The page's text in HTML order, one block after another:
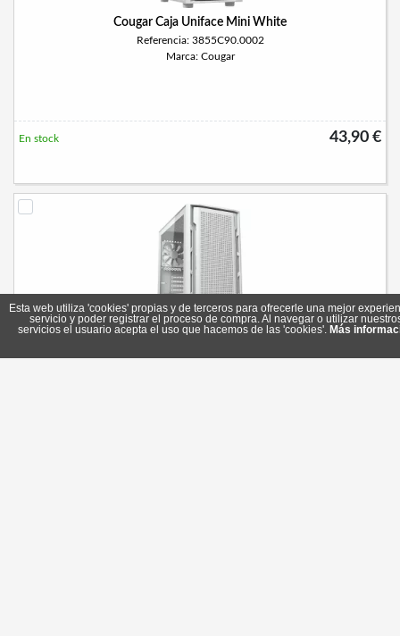
Cougar Caja Uniface Mini White
Referencia: 3855C90.0002
Marca: Cougar
43,90 €
En stock
Referencia: 3855C90.0004
Esta web utiliza 'cookies' propias y de terceros para ofrecerle una mejor
servicio y poder registrar el proceso de compra. Al navegar o utilizar
servicios el usuario acepta el uso que hacemos de las 'cookies'. Más